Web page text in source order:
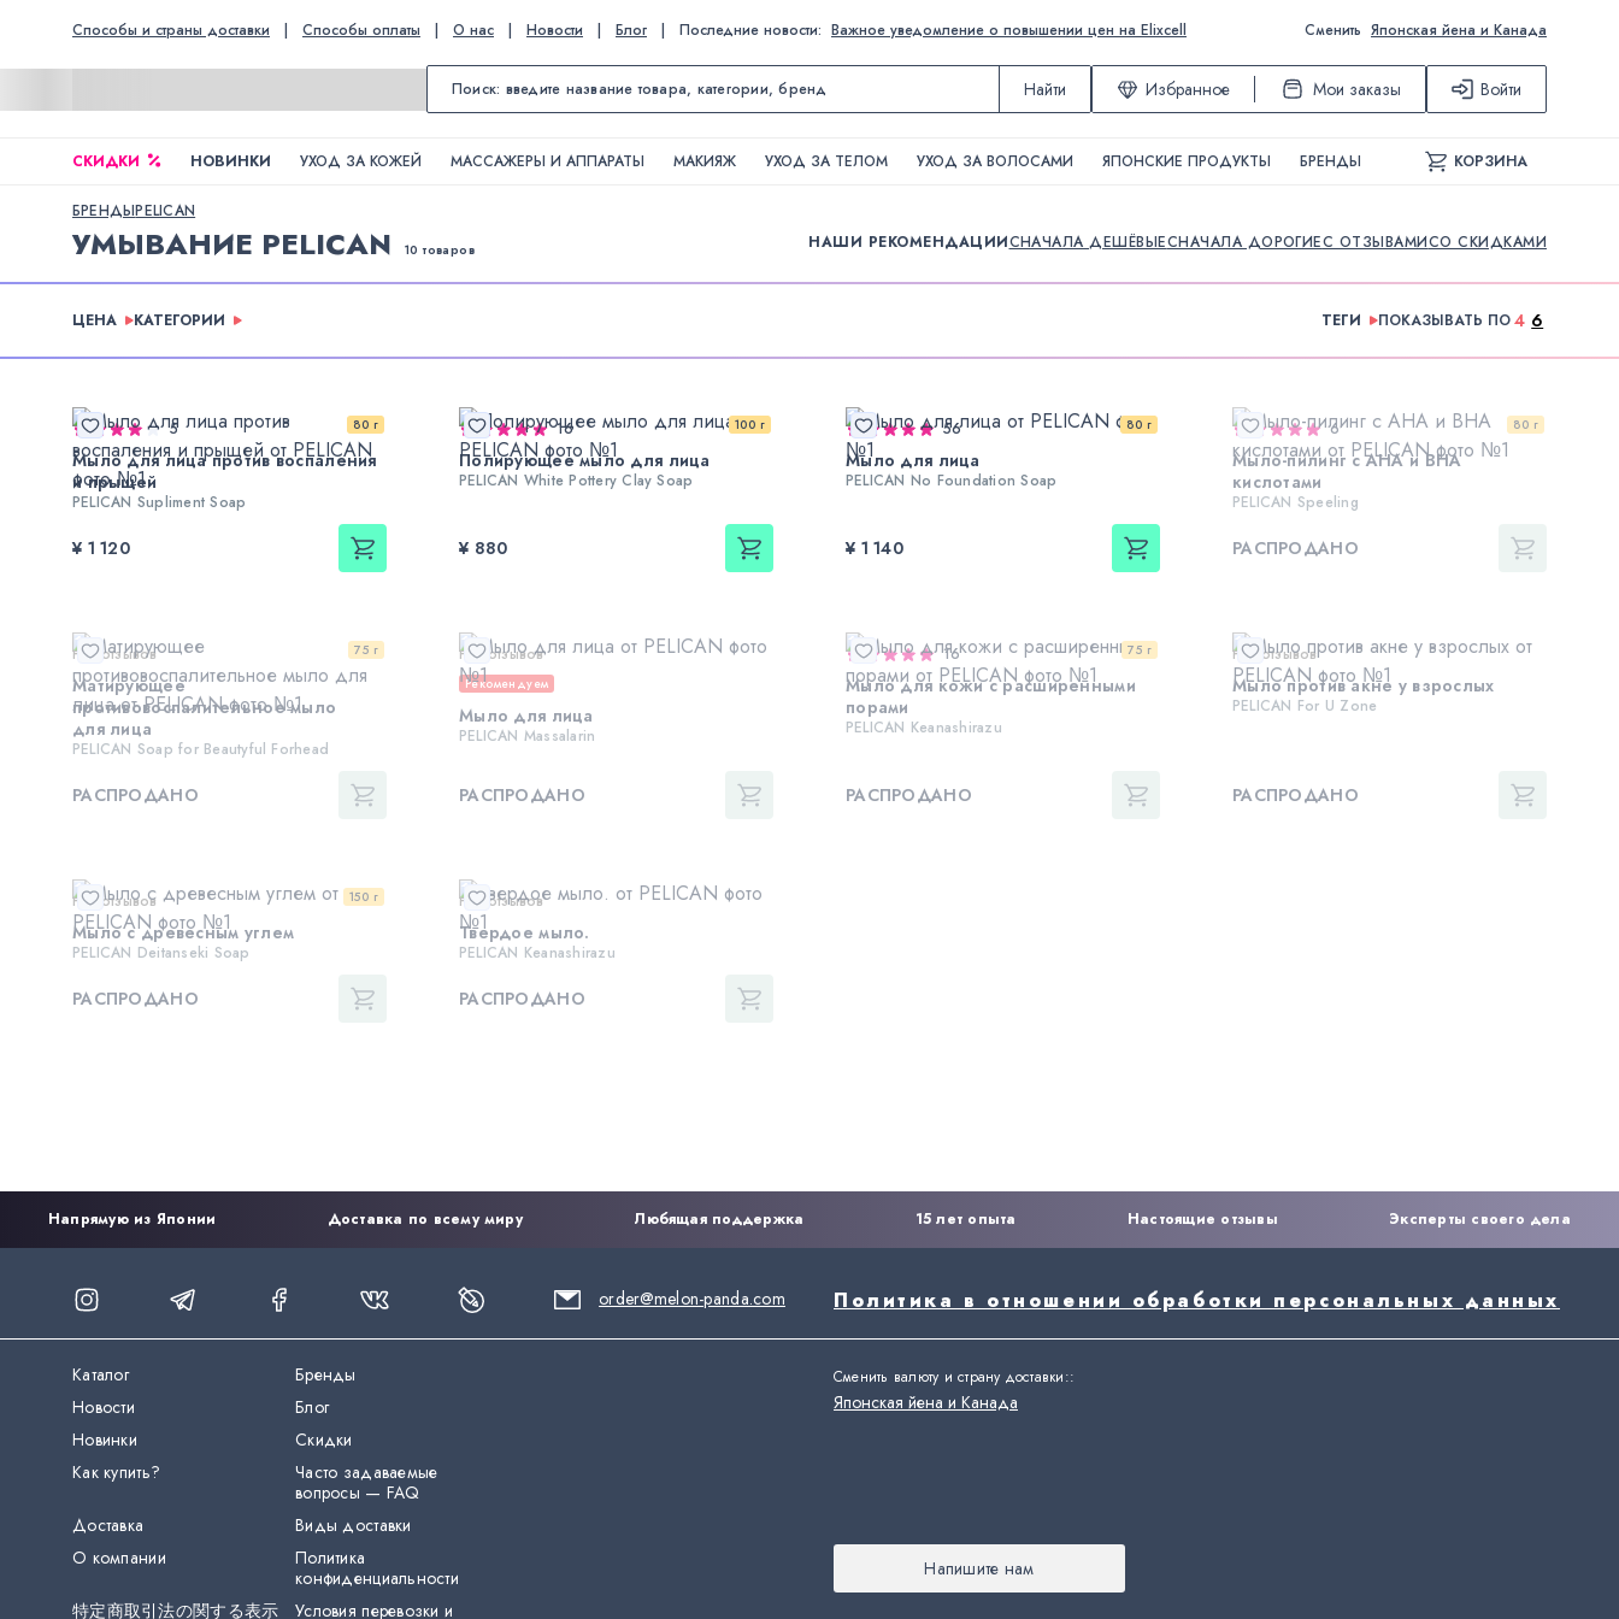
Способы и страны доставки | Способы оплаты | О нас | Новости | Блог | Последние новости: Важное уведомление о повышении цен на Elixcell Сменить Японская йена и Канада
Найти Избранное Мои заказы Войти
СКИДКИ НОВИНКИ УХОД ЗА КОЖЕЙ МАССАЖЕРЫ И АППАРАТЫ МАКИЯЖ УХОД ЗА ТЕЛОМ УХОД ЗА ВОЛОСАМИ ЯПОНСКИЕ ПРОДУКТЫ БРЕНДЫ КОРЗИНА
БРЕНДЫPELICAN
УМЫВАНИЕ PELICAN 10 товаров НАШИ РЕКОМЕНДАЦИИСНАЧАЛА ДЕШЁВЫЕСНАЧАЛА ДОРОГИЕС ОТЗЫВАМИСО СКИДКАМИ
ЦЕНА КАТЕГОРИИ ТЕГИ ПОКАЗЫВАТЬ ПО4 6
80 г
5
Мыло для лица против воспаления
и прыщей
PELICAN Supliment Soap
¥ 1 120
100 г
16
Полирующее мыло для лица
PELICAN White Pottery Clay Soap
¥ 880
80 г
56
Мыло для лица
PELICAN No Foundation Soap
¥ 1 140
80 г
6
Мыло-пилинг с AHA и BHA
кислотами
PELICAN Speeling
РАСПРОДАНО
75 г
Нет отзывов
Матирующее
противовоспалительное мыло
для лица
PELICAN Soap for Beautyful Forhead
РАСПРОДАНО
Нет отзывов
Рекомендуем
Мыло для лица
PELICAN Massalarin
РАСПРОДАНО
75 г
16
Мыло для кожи с расширенными
порами
PELICAN Keanashirazu
РАСПРОДАНО
Нет отзывов
Мыло против акне у взрослых
PELICAN For U Zone
РАСПРОДАНО
150 г
Нет отзывов
Мыло с древесным углем
PELICAN Deitanseki Soap
РАСПРОДАНО
Нет отзывов
Твердое мыло.
PELICAN Keanashirazu
РАСПРОДАНО
Напрямую из Японии Доставка по всему миру Любящая поддержка 15 лет опыта Настоящие отзывы Эксперты своего дела
order@melon-panda.com Политика в отношении обработки персональных данных
Каталог
Бренды
Новости
Блог
Новинки
Скидки
Как купить?
Часто задаваемые
вопросы — FAQ
Доставка
Виды доставки
О компании
Политика
конфиденциальности
特定商取引法の関する表示
Условия перевозки и
Сменить валюту и страну доставки::
Японская йена и Канада
Напишите нам